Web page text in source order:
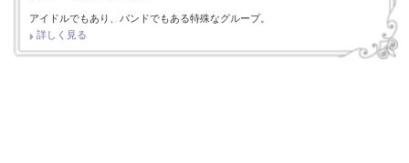
アイドルでもあり、バンドでもある特殊なグループ。
詳しく見る